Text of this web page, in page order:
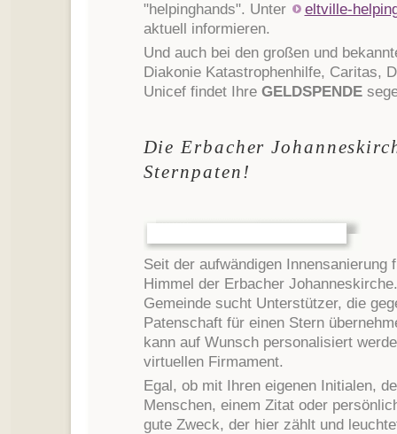
"helpinghands". Unter
eltville-
aktuell informieren.
Und auch bei den großen und
Diakonie Katastrophenhilfe, Caritas,
Unicef findet Ihre GELDSPENDE
Die Erbacher
Sternpaten!
Seit der aufwändigen Innensanierung
Himmel der Erbacher
Gemeinde sucht Unterstützer, die
Patenschaft für einen Stern
kann auf Wunsch personalisiert
virtuellen Firmament.
Egal, ob mit Ihren eigenen Initialen,
Menschen, einem Zitat oder
gute Zweck, der hier zählt und